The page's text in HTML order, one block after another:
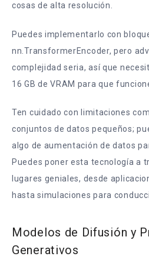
cosas de alta resolución.
Puedes implementarlo con
nn.TransformerEncoder, pero
complejidad seria, así que
16 GB de VRAM para que
Ten cuidado con limitaciones
conjuntos de datos pequeños;
algo de aumentación de datos
Puedes poner esta tecnología a
lugares geniales, desde
hasta simulaciones para
Modelos de Difusión y
Generativos